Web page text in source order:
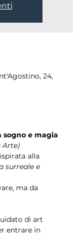
24,
sogno e magia
Arte)
alla
surreale e
ma da
di art
entrare in